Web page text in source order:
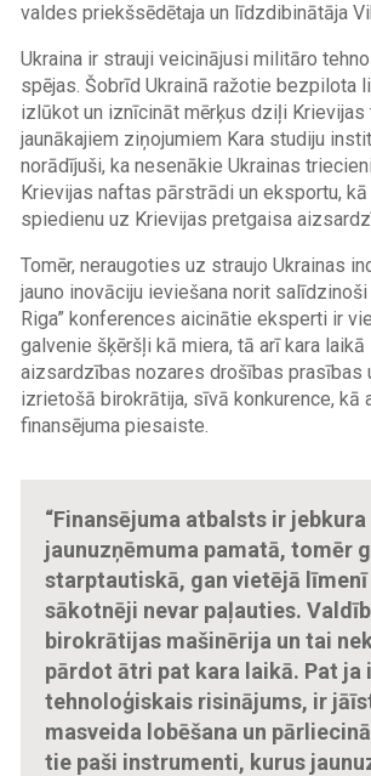
valdes priekšsēdētaja un līdzdibinātāja
Ukraina ir strauji veicinājusi militāro
spējas. Šobrīd Ukrainā ražotie bezpilota
izlūkot un iznīcināt mērķus dziļi Krievijas
jaunākajiem ziņojumiem Kara studiju
norādījuši, ka nesenākie Ukrainas
Krievijas naftas pārstrādi un eksportu,
spiedienu uz Krievijas pretgaisa
Tomēr, neraugoties uz straujo Ukrainas
jauno inovāciju ieviešana norit salīdzinoši
Riga” konferences aicinātie eksperti ir
galvenie šķēršļi kā miera, tā arī kara
aizsardzības nozares drošības prasības
izrietošā birokrātija, sīvā konkurence, kā
finansējuma piesaiste.
“Finansējuma atbalsts ir jebkura
jaunuzņēmuma pamatā, tomēr
starptautiskā, gan vietējā līmenī
sākotnēji nevar paļauties.
birokrātijas mašinērija un tai
pārdot ātri pat kara laikā. Pat ja
tehnoloģiskais risinājums, ir
masveida lobēšana un
tie paši instrumenti, kurus